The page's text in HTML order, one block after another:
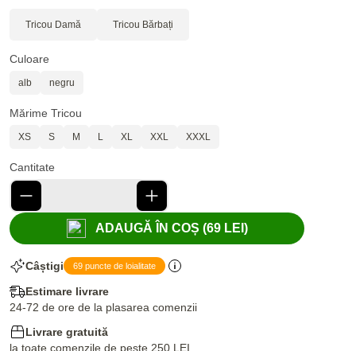
Tricou Damă Tricou Bărbați
Culoare
alb negru
Mărime Tricou
XS S M L XL XXL XXXL
Cantitate
ADAUGĂ ÎN COȘ (69 LEI)
Câștigi 69 puncte de loialitate
Estimare livrare
24-72 de ore de la plasarea comenzii
Livrare gratuită
la toate comenzile de peste 250 LEI